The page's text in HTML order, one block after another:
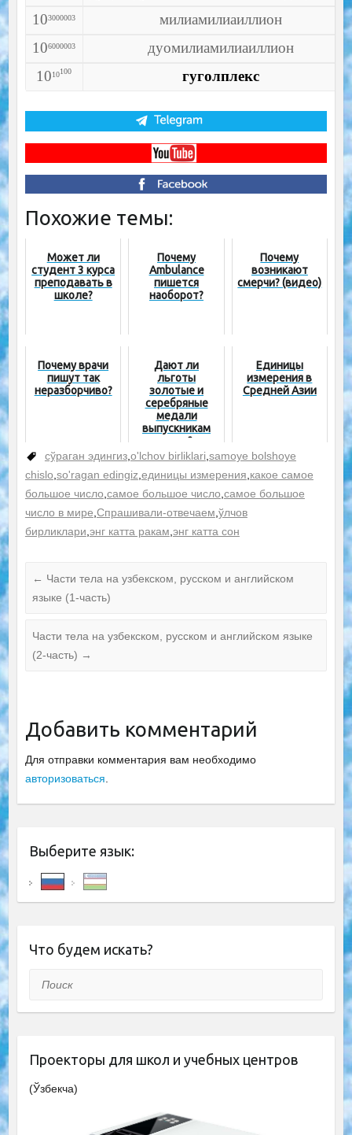
103000003
милиамилиаиллион
106000003
дуомилиамилиаиллион
1010100 гуголплекс
Похожие темы:
Может ли
студент 3 курса
преподавать в
школе?
Почему
Ambulance
пишется
наоборот?
Почему
возникают
смерчи? (видео)
Почему врачи
пишут так
неразборчиво?
Дают ли
льготы
золотые и
серебряные
медали
выпускникам
школ?
Единицы
измерения в
Средней Азии
cўраган эдингиз,o'lchov birliklari,samoye bolshoye
chislo,so'ragan edingiz,единицы измерения,какое самое
большое число,самое большое число,самое большое
число в мире,Спрашивали-отвечаем,ўлчов
бирликлари,энг катта ракам,энг катта сон
← Части тела на узбекском, русском и английском
языке (1-часть)
Части тела на узбекском, русском и английском языке
(2-часть) →
Добавить комментарий
Для отправки комментария вам необходимо
авторизоваться.
Выберите язык:
Что будем искать?
Поиск
Проекторы для школ и учебных центров
(Ўзбекча)